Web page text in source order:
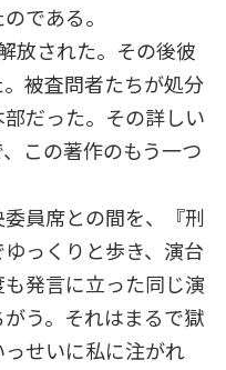
である。
放された。その後彼
被査問者たちが処分
だった。その詳しい
この著作のもう一つ
員席との間を、『刑
っくりと歩き、演台
発言に立った同じ演
う。それはまるで獄
せいに私に注がれ